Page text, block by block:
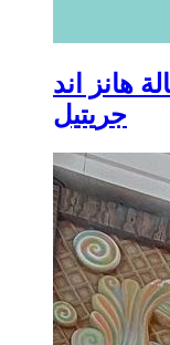
هانز اند
جريتيل